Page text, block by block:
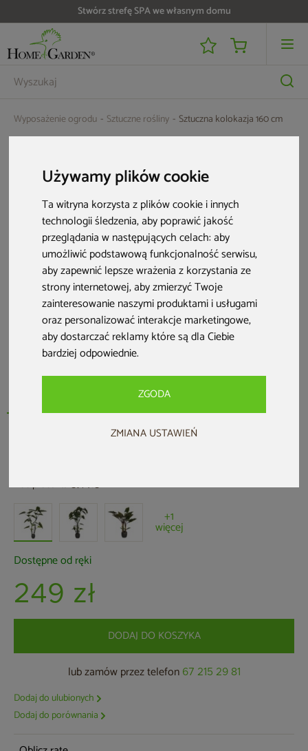
Używamy plików cookie
Ta witryna korzysta z plików cookie i innych
technologii śledzenia, aby poprawić jakość
przeglądania w następujących celach:aby
umożliwić podstawową funkcjonalność serwisu,
aby zapewnić lepsze wrażenia z korzystania ze
strony internetowej,aby zmierzyć Twoje
zainteresowanie naszymi produktami i usługami
oraz personalizować interakcje marketingowe,
aby dostarczać reklamy które są dla Ciebie
bardziej odpowiednie.
ZGODA
ZMIANA USTAWIEŃ
Stwórz strefę SPA we własnym domu
Wyposażenie ogrodu Sztuczne rośliny Sztuczna kolokazja 160 cm
Kod produktu: 597465
+1
więcej
Dostępne od ręki
249 zł
DODAJ DO KOSZYKA
lub zamów przez telefon 67 215 29 81
Dodaj do ulubionych
Dodaj do porównania